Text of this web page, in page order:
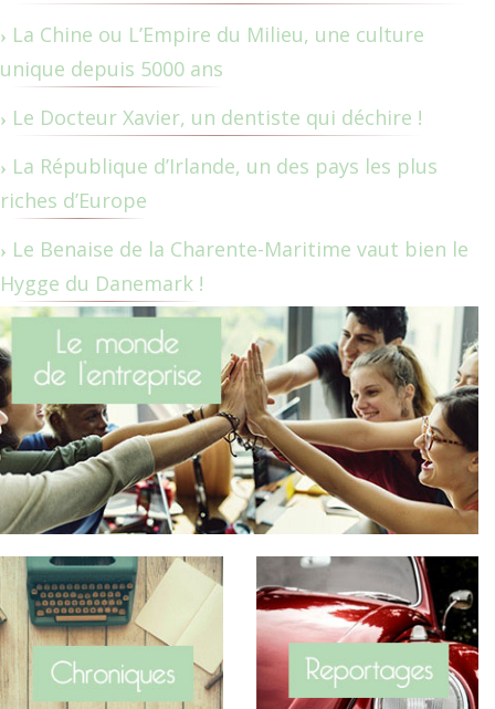
La Chine ou L’Empire du Milieu, une culture
unique depuis 5000 ans
Le Docteur Xavier, un dentiste qui déchire !
La République d’Irlande, un des pays les plus
riches d’Europe
Le Benaise de la Charente-Maritime vaut bien le
Hygge du Danemark !